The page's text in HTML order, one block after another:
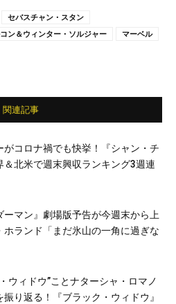
セバスチャン・スタン
ン＆ウィンター・ソルジャー マーベル
関連記事
がコロナ禍でも快挙！『シャン・チ
＆北米で週末興収ランキング3週連
ーマン』劇場版予告が今週末から上
ホランド「まだ氷山の一角に過ぎな
ウィドウ”ことナターシャ・ロマノ
振り返る！『ブラック・ウィドウ』